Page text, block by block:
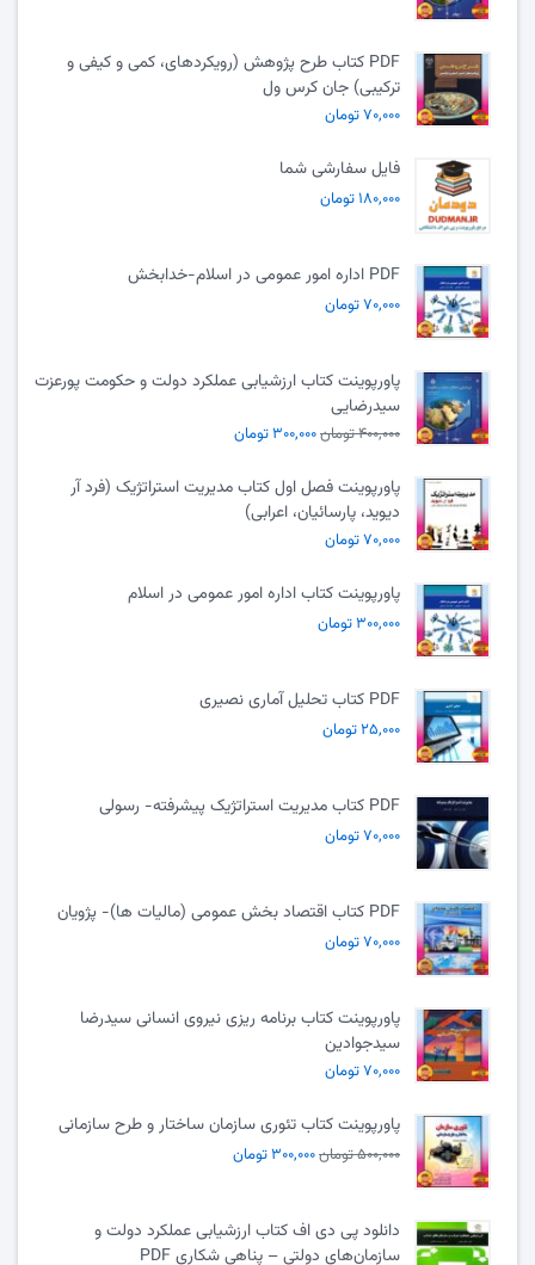
PDF کتاب طرح پژوهش (رویکردهای، کمی و کیفی و
ترکیبی) جان کرس ول
۷۰,۰۰۰ تومان
فایل سفارشی شما
۱۸۰,۰۰۰ تومان
PDF اداره امور عمومی در اسلام-خدابخش
۷۰,۰۰۰ تومان
پاورپوینت کتاب ارزشیابی عملکرد دولت و حکومت پورعزت
سیدرضایی
۴۰۰,۰۰۰ تومان ۳۰۰,۰۰۰ تومان
پاورپوینت فصل اول کتاب مدیریت استراتژیک (فرد آر
دیوید، پارسائیان، اعرابی)
۷۰,۰۰۰ تومان
پاورپوینت کتاب اداره امور عمومی در اسلام
۳۰۰,۰۰۰ تومان
PDF کتاب تحلیل آماری نصیری
۲۵,۰۰۰ تومان
PDF کتاب مدیریت استراتژیک پیشرفته- رسولی
۷۰,۰۰۰ تومان
PDF کتاب اقتصاد بخش عمومی (مالیات ها)- پژویان
۷۰,۰۰۰ تومان
پاورپوینت کتاب برنامه ریزی نیروی انسانی سیدرضا
سیدجوادین
۷۰,۰۰۰ تومان
پاورپوینت کتاب تئوری سازمان ساختار و طرح سازمانی
۵۰۰,۰۰۰ تومان ۳۰۰,۰۰۰ تومان
دانلود پی دی اف کتاب ارزشیابی عملکرد دولت و
سازمان‌های دولتی – پناهی شکاری PDF